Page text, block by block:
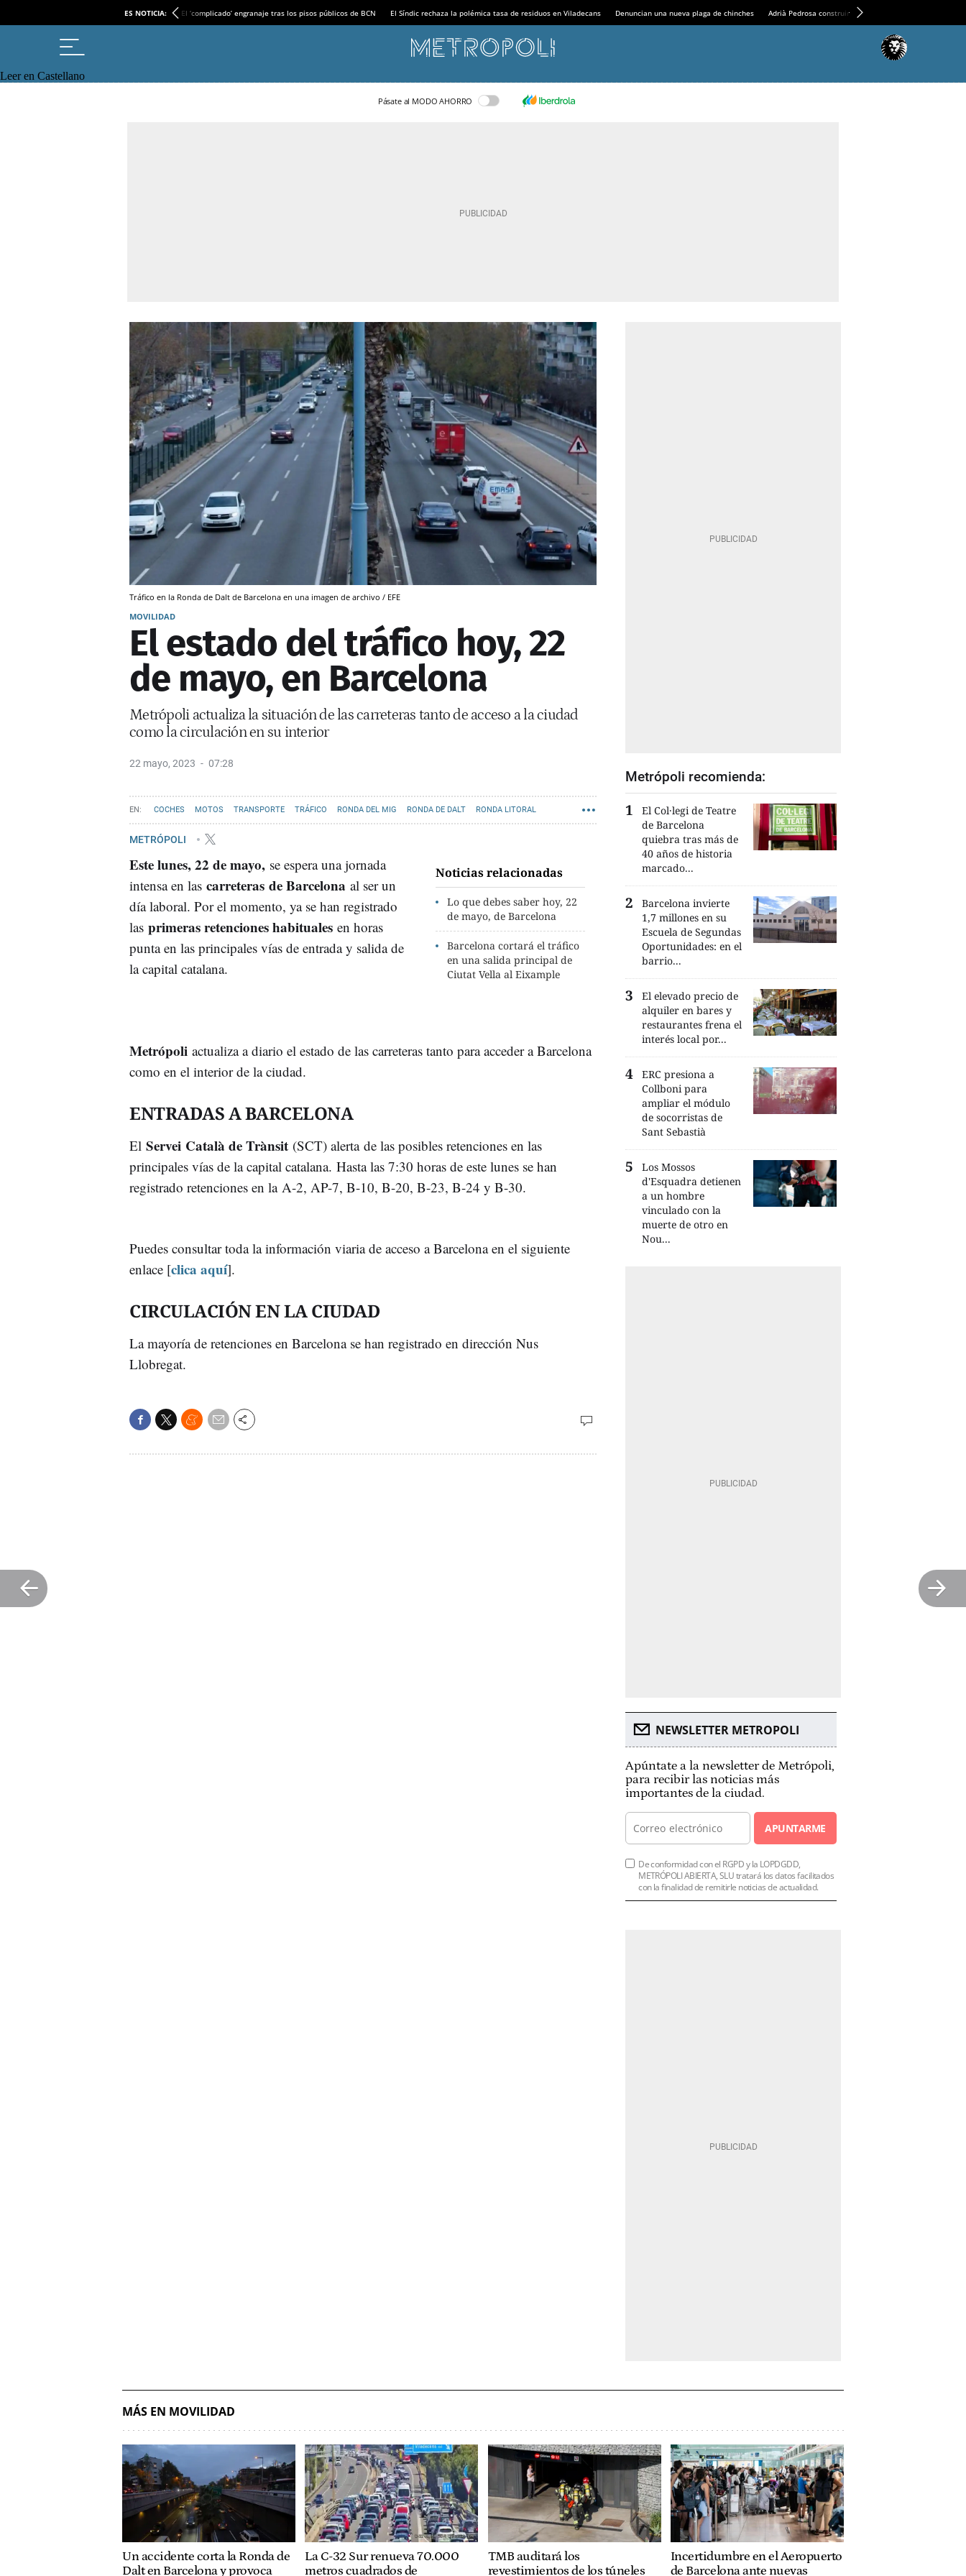
ES NOTICIA: El ‘complicado’ engranaje tras los pisos públicos de BCN El Síndic rechaza la polémica tasa de residuos en Viladecans Denuncian una nueva plaga de chinches Adrià Pedrosa construirá la nueva residencia en el
Leer en Castellano
Pásate al MODO AHORRO
Tráfico en la Ronda de Dalt de Barcelona en una imagen de archivo / EFE
MOVILIDAD
El estado del tráfico hoy, 22
de mayo, en Barcelona
Metrópoli actualiza la situación de las carreteras tanto de acceso a la ciudad
como la circulación en su interior
22 mayo, 2023 07:28
COCHES MOTOS TRANSPORTE TRÁFICO RONDA DEL MIG RONDA DE DALT RONDA LITORAL
METRÓPOLI
Noticias relacionadas
Lo que debes saber hoy, 22
de mayo, de Barcelona
Barcelona cortará el tráfico
en una salida principal de
Ciutat Vella al Eixample
Este lunes, 22 de mayo, se espera una jornada
intensa en las carreteras de Barcelona al ser un
día laboral. Por el momento, ya se han registrado
las primeras retenciones habituales en horas
punta en las principales vías de entrada y salida de
la capital catalana.
Metrópoli actualiza a diario el estado de las carreteras tanto para acceder a Barcelona
como en el interior de la ciudad.
ENTRADAS A BARCELONA
El Servei Català de Trànsit (SCT) alerta de las posibles retenciones en las
principales vías de la capital catalana. Hasta las 7:30 horas de este lunes se han
registrado retenciones en la A-2, AP-7, B-10, B-20, B-23, B-24 y B-30.
Puedes consultar toda la información viaria de acceso a Barcelona en el siguiente
enlace [clica aquí].
CIRCULACIÓN EN LA CIUDAD
La mayoría de retenciones en Barcelona se han registrado en dirección Nus
Llobregat.
Metrópoli recomienda:
El Col·legi de Teatre
de Barcelona
quiebra tras más de
40 años de historia
marcado...
Barcelona invierte
1,7 millones en su
Escuela de Segundas
Oportunidades: en el
barrio...
El elevado precio de
alquiler en bares y
restaurantes frena el
interés local por...
ERC presiona a
Collboni para
ampliar el módulo
de socorristas de
Sant Sebastià
Los Mossos
d'Esquadra detienen
a un hombre
vinculado con la
muerte de otro en
Nou...
NEWSLETTER METROPOLI
Apúntate a la newsletter de Metrópoli,
para recibir las noticias más
importantes de la ciudad.
APUNTARME
De conformidad con el RGPD y la LOPDGDD,
METRÓPOLI ABIERTA, SLU tratará los datos facilitados
con la finalidad de remitirle noticias de actualidad.
MÁS EN MOVILIDAD
Un accidente corta la Ronda de
Dalt en Barcelona y provoca
La C-32 Sur renueva 70.000
metros cuadrados de
TMB auditará los
revestimientos de los túneles
Incertidumbre en el Aeropuerto
de Barcelona ante nuevas